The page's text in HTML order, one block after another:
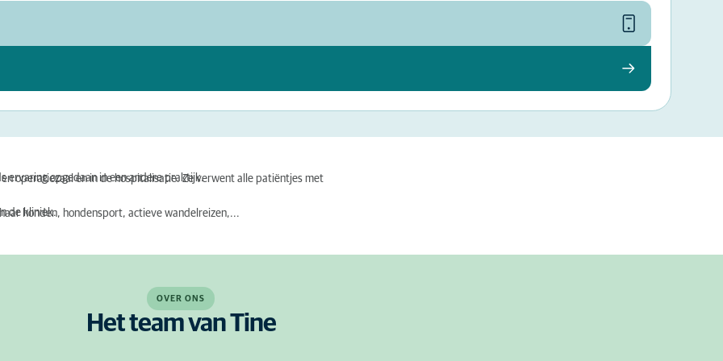
ervaring opgedaan in een andere praktijk.
operatiezaal en in de hospitalisatie. Ze verwent alle patiëntjes met
de kliniek.
honden, hondensport, actieve wandelreizen,...
OVER ONS
Het team van Tine